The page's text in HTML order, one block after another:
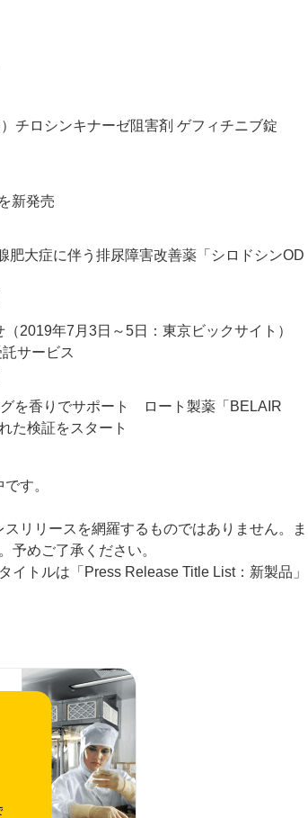
チロシンキナーゼ阻害剤 ゲフィチニブ錠
新発売
肥大症に伴う排尿障害改善薬「シロドシンOD
（2019年7月3日～5日：東京ビックサイト）
サービス
を香りでサポート ロート製薬「BELAIR
た検証をスタート
す。
リリースを網羅するものではありません。ま
予めご了承ください。
イトルは「Press Release Title List：新製品」